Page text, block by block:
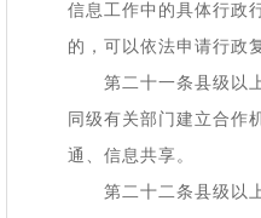
信息工作中的具体行政
的，可以依法申请行政
第二十一条县级以上
同级有关部门建立合作
通、信息共享。
第二十二条县级以上